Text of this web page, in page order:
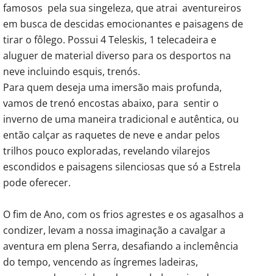
famosos pela sua singeleza, que atrai aventureiros
em busca de descidas emocionantes e paisagens de
tirar o fôlego. Possui 4 Teleskis, 1 telecadeira e
aluguer de material diverso para os desportos na
neve incluindo esquis, trenós.
Para quem deseja uma imersão mais profunda,
vamos de trenó encostas abaixo, para sentir o
inverno de uma maneira tradicional e autêntica, ou
então calçar as raquetes de neve e andar pelos
trilhos pouco exploradas, revelando vilarejos
escondidos e paisagens silenciosas que só a Estrela
pode oferecer.
O fim de Ano, com os frios agrestes e os agasalhos a
condizer, levam a nossa imaginação a cavalgar a
aventura em plena Serra, desafiando a inclemência
do tempo, vencendo as íngremes ladeiras,